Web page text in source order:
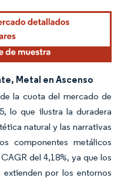
Metal en Ascenso
la cuota del mercado de
lo que ilustra la duradera
natural y las narrativas
componentes metálicos
del 4,18%, ya que los
por los entornos